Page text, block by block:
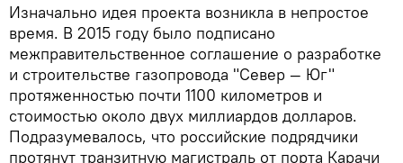
Изначально идея проекта возникла в непростое
время. В 2015 году было подписано
межправительственное соглашение о разработке
и строительстве газопровода "Север — Юг"
протяженностью почти 1100 километров и
стоимостью около двух миллиардов долларов.
Подразумевалось, что российские подрядчики
протянут транзитную магистраль от порта Карачи